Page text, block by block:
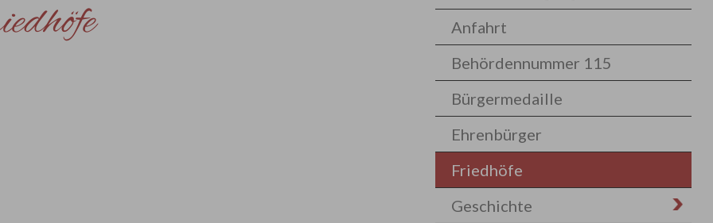
Anfahrt
Behördennummer 115
Bürgermedaille
Ehrenbürger
Friedhöfe
Geschichte